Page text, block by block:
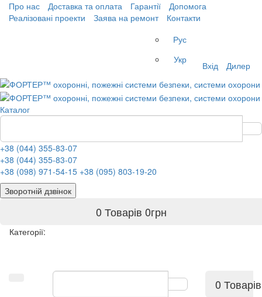
Про нас Доставка та оплата Гарантії
Допомога
Реалізовані проекти
Заява на ремонт
Контакти
Рус
Укр
Вхід Дилер
Каталог
+38 (044) 355-83-07
+38 (044) 355-83-07
+38 (098) 971-54-15 +38 (095) 803-19-20
Зворотній дзвінок
0 Товарів 0грн
Категорії:
0 Товарів